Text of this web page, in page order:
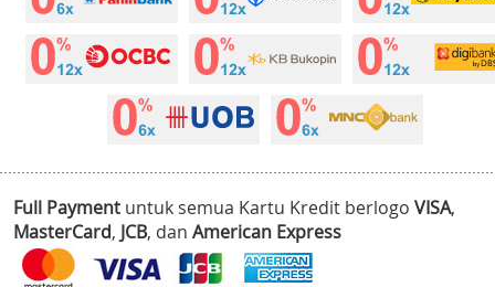
Full Payment untuk semua Kartu Kredit berlogo VISA,
MasterCard, JCB, dan American Express